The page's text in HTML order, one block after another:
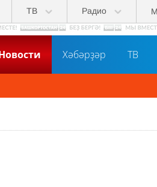
ТВ Радио
Хәбәрҙәр ТВ